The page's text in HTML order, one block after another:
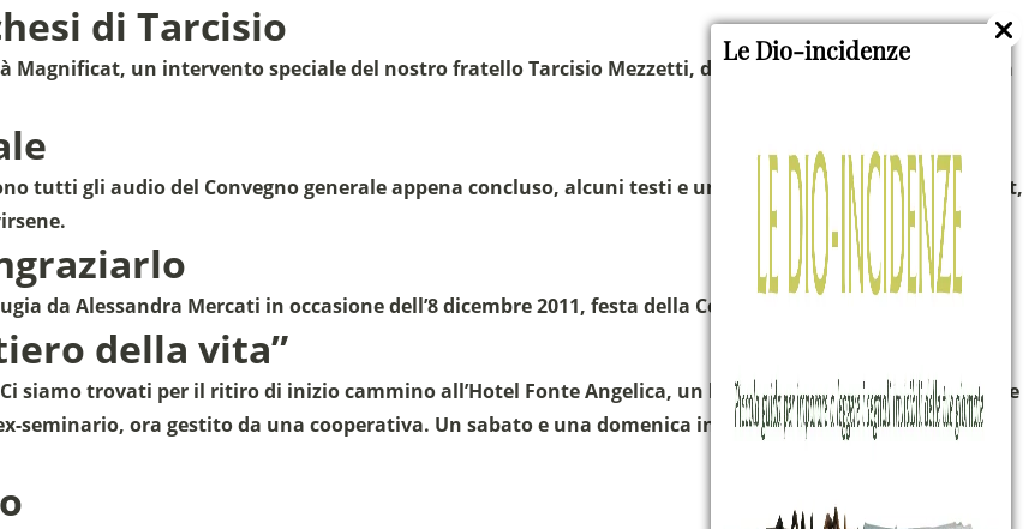
di Tarcisio
Magnificat, un intervento speciale del nostro fratello Tarcisio Mezzetti, durante la giornata comunitaria
tutti gli audio del Convegno generale appena concluso, alcuni testi e una presentazione di Power Point,
da Alessandra Mercati in occasione dell’8 dicembre 2011, festa della Comunità.
della vita”
siamo trovati per il ritiro di inizio cammino all’Hotel Fonte Angelica, un bellissimo luogo pieno di verde e
seminario, ora gestito da una cooperativa. Un sabato e una domenica in cui ci siamo preparati per il
Le Dio-incidenze